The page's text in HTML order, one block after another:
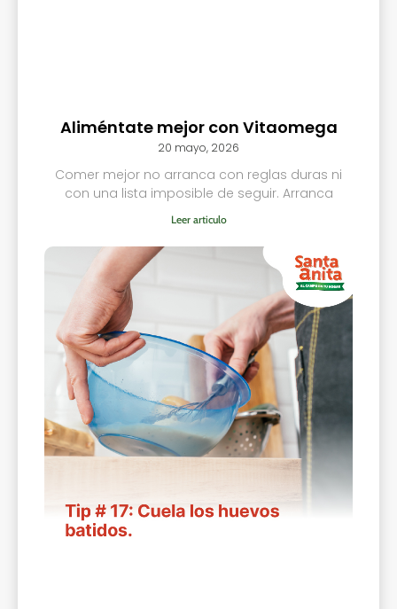
Aliméntate mejor con Vitaomega
20 mayo, 2026
Comer mejor no arranca con reglas duras ni
con una lista imposible de seguir. Arranca
Leer articulo